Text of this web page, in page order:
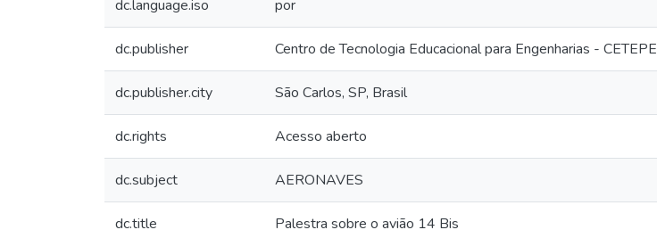
dc.language.iso por
dc.publisher Centro de Tecnologia Educacional para Engenharias - CETEPE
dc.publisher.city São Carlos, SP, Brasil
dc.rights Acesso aberto
dc.subject AERONAVES
dc.title Palestra sobre o avião 14 Bis